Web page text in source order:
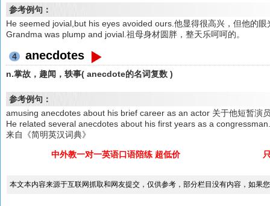
参考例句：
He seemed jovial,but his eyes avoided ours.他显得很高兴，但他的
Grandma was plump and jovial.祖母身材圆胖，整天乐呵呵的。
4 anecdotes
n.掌故，趣闻，轶事( anecdote的名词复数 )
参考例句：
amusing anecdotes about his brief career as an actor 关于他短暂演
He related several anecdotes about his first years as a
来自《简明英汉词典》
中外教一对一英语口语陪练 超低价
本文本内容来源于互联网抓取和网友提交，仅供参考，部分栏目没有内容，如果